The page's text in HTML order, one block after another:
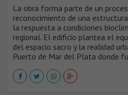
La obra forma parte de un
reconocimiento de una
la respuesta a condiciones
regional. El edificio plantea el
del espacio sacro y la realidad
Puerto de Mar del Plata donde